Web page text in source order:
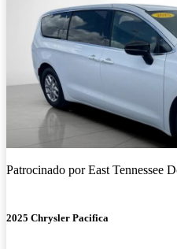
Patrocinado porEast Tennessee
2025 Chrysler Pacifica